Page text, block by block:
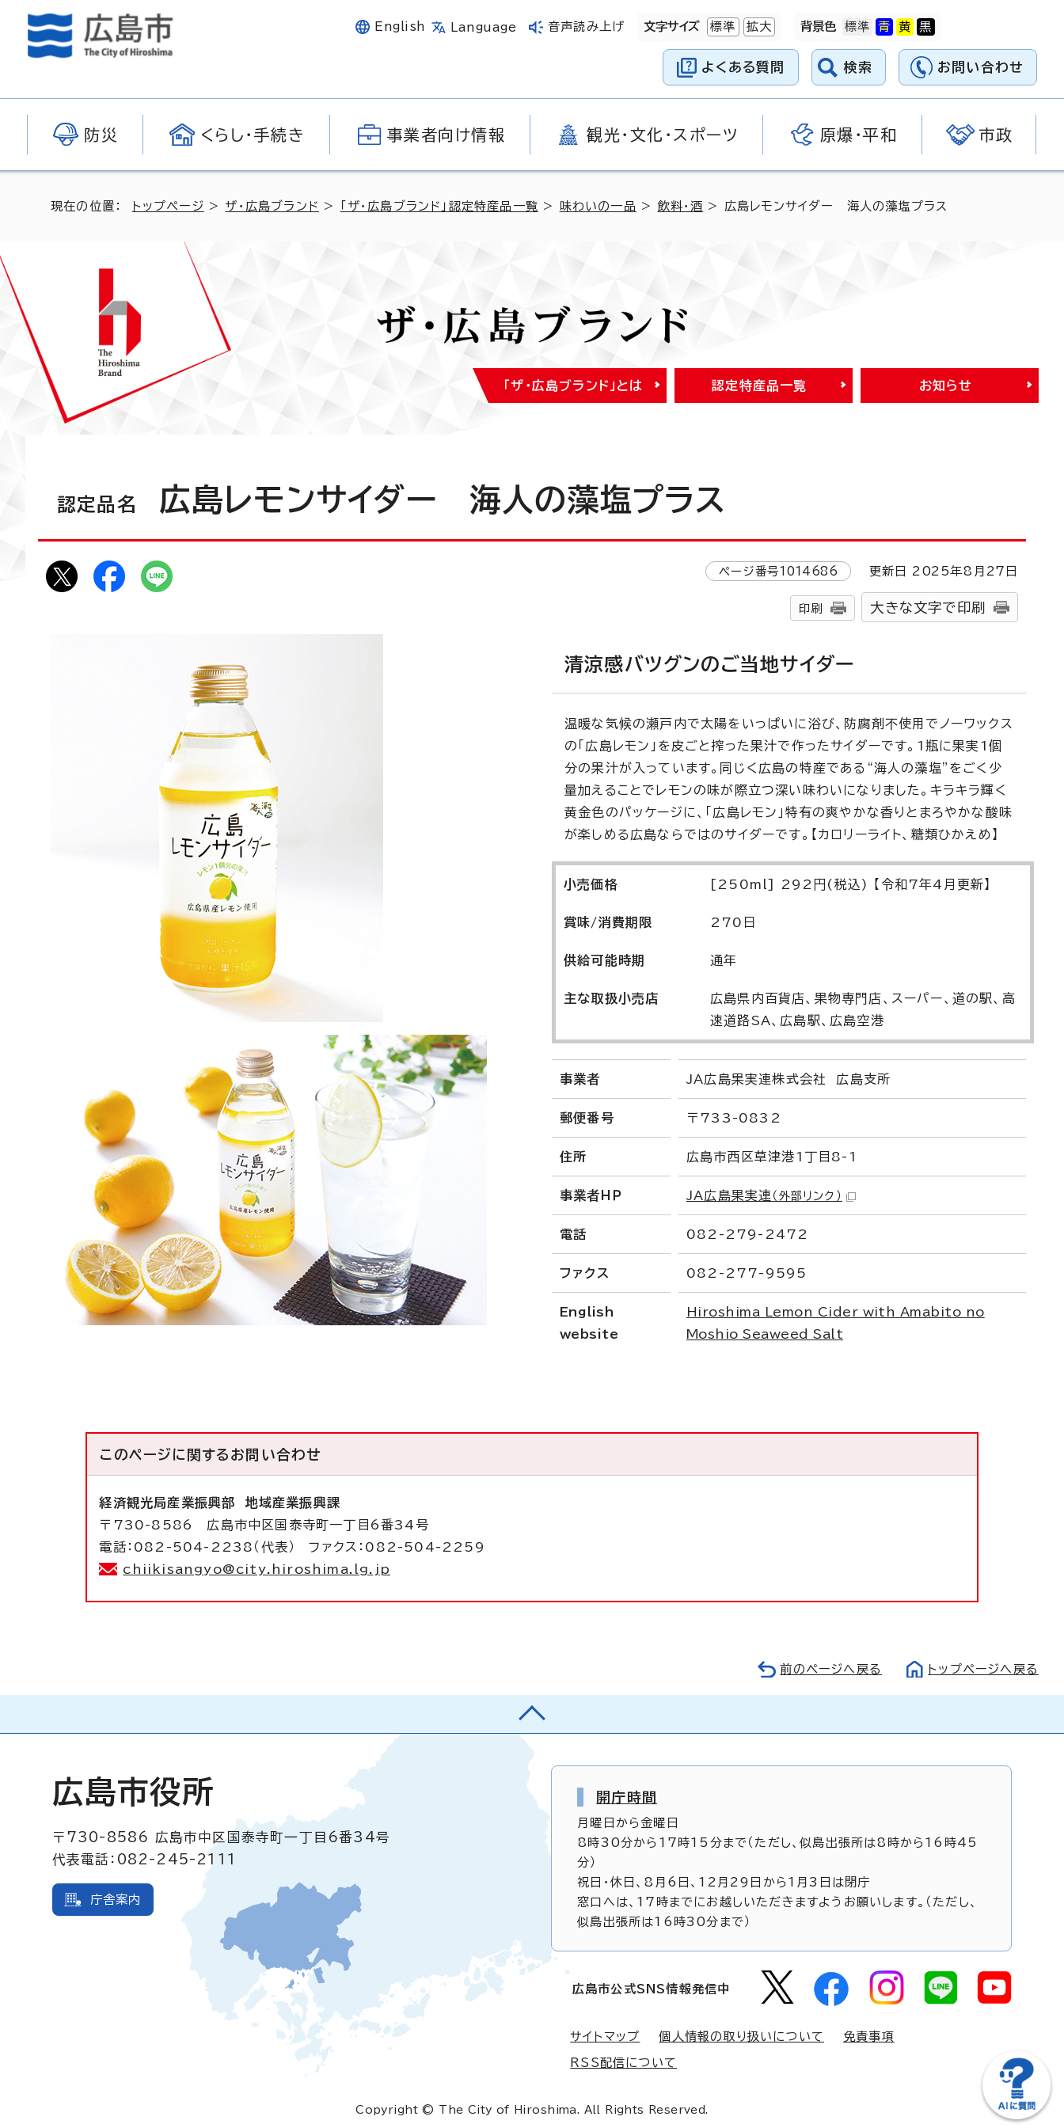
English Language 音声読み上げ 文字サイズ 標準 拡大 背景色
よくある質問 検索 お問い合わせ
防災 くらし・手続き 事業者向け情報 観光・文化・スポーツ 原爆・平和 市政
現在の位置： トップページ >ザ・広島ブランド > 「ザ・広島ブランド」認定特産品一覧 > 味わいの一品 > 飲料・酒 > 広島レモンサイダー 海人の藻塩プラス
「ザ・広島ブランド」とは 認定特産品一覧 お知らせ
認定品名 広島レモンサイダー 海人の藻塩プラス
ページ番号1014686 更新日 2025年8月 27 日
印刷 大きな文字で印刷
清涼感バツグンのご当地サイダー
温暖な気候の瀬戸内で太陽をいっぱいに浴び、防腐剤不使用でノーワックス
の「広島レモン」を皮ごと搾った果汁で作ったサイダーです。1瓶に果実1個
分の果汁が入っています。同じく広島の特産である“海人の藻塩”をごく少
量加えることでレモンの味が際立つ深い味わいになりました。キラキラ輝く
黄金色のパッケージに、「広島レモン」特有の爽やかな香りとまろやかな酸味
が楽しめる広島ならではのサイダーです。【カロリーライト、糖類ひかえめ】
小売価格 [250ml] 292円(税込) 【令和7年4月更新】
賞味/消費期限 270日
供給可能時期 通年
主な取扱小売店
広島県内百貨店、果物専門店、スーパー、道の駅、高
速道路SA、広島駅、広島空港
事業者 JA広島果実連株式会社 広島支所
郵便番号 〒733-0832
住所 広島市西区草津港1丁目8-1
事業者ＨＰ JA広島果実連 （外部リンク）
電話 082-279-2472
ファクス 082-277-9595
English
website
Hiroshima Lemon Cider with Amabito no
Moshio Seaweed Salt
このページに関する お問い合わせ
経済観光局産業振興部 地域産業振興課
〒730-8586 広島市中区国泰寺町一丁目6番34号
電話：082-504-2238（代表） ファクス：082-504-2259
chiikisangyo@city.hiroshima.lg.jp
前のページへ戻る トップページへ戻る
広島市役所
〒730-8586
広島市中区国泰寺町一丁目6番34号
代表電話：082-245-2111
庁舎案内
開庁時間
月曜日から金曜日
8時30分から17時15分まで（ただし、似島出張所は8時から16時45
分）
祝日・休日、8月6日、12月29日から1月3日は閉庁
窓口へは、17時までにお越しいただきますようお願いします。（ただし、
似島出張所は16時30分まで）
広島市公式SNS情報発信中
サイトマップ 個人情報の取り扱いについて 免責事項
RSS配信について
Copyright © The City of Hiroshima. All Rights Reserved.